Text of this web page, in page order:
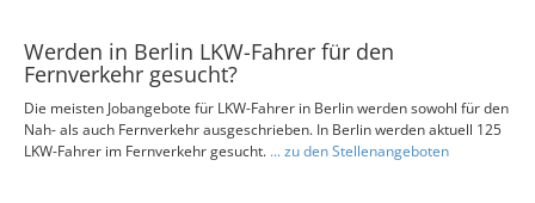
Werden in Berlin LKW-Fahrer für den
Fernverkehr gesucht?
Die meisten Jobangebote für LKW-Fahrer in Berlin werden sowohl für den
Nah- als auch Fernverkehr ausgeschrieben. In Berlin werden aktuell 125
LKW-Fahrer im Fernverkehr gesucht. ... zu den Stellenangeboten